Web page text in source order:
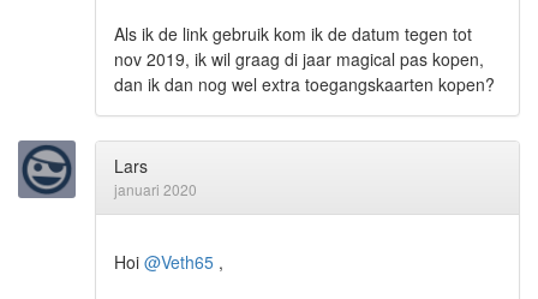
Als ik de link gebruik kom ik de datum tegen tot
nov 2019, ik wil graag di jaar magical pas kopen,
dan ik dan nog wel extra toegangskaarten kopen?
Lars
januari 2020
Hoi @Veth65 ,